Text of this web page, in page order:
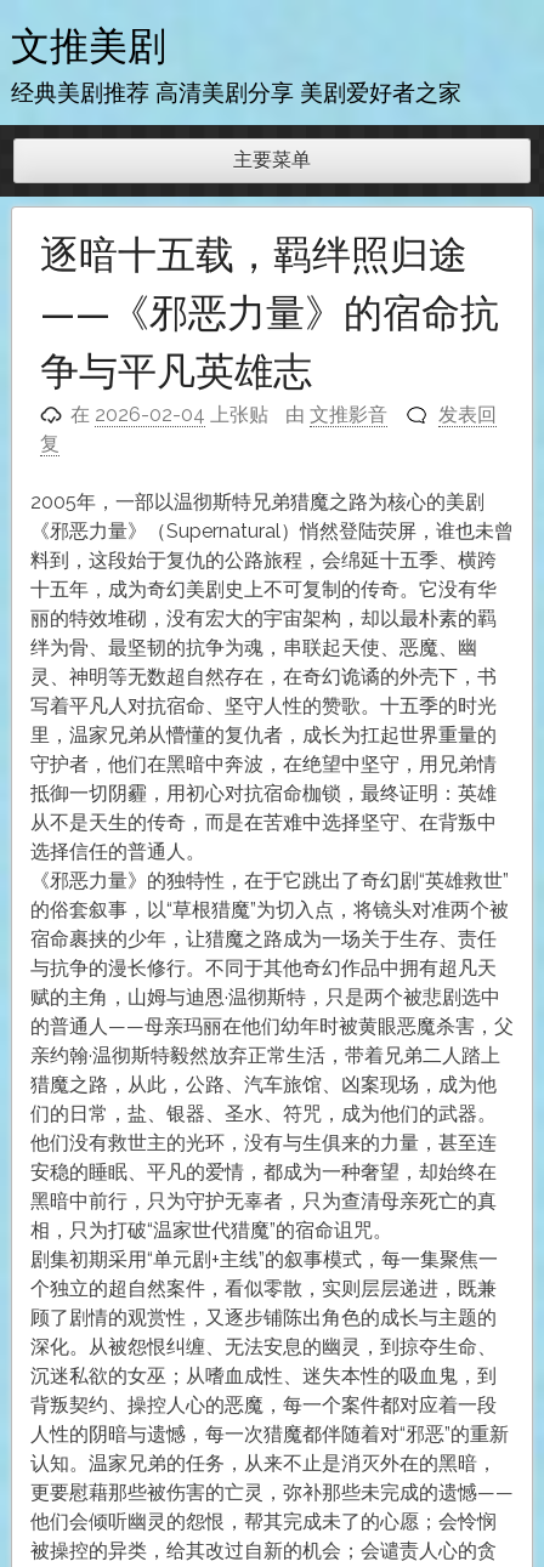
至
内
文推美剧
经典美剧推荐 高清美剧分享 美剧爱好者之家
主要菜单
逐暗十五载，羁绊照归途
——《邪恶力量》的宿命抗
争与平凡英雄志
在 2026-02-04 上张贴 由文推影音
发表回
复
2005年，一部以温彻斯特兄弟猎魔之路为核心的美剧
《邪恶力量》（Supernatural）悄然登陆荧屏，谁也未曾
料到，这段始于复仇的公路旅程，会绵延十五季、横跨
十五年，成为奇幻美剧史上不可复制的传奇。它没有华
丽的特效堆砌，没有宏大的宇宙架构，却以最朴素的羁
绊为骨、最坚韧的抗争为魂，串联起天使、恶魔、幽
灵、神明等无数超自然存在，在奇幻诡谲的外壳下，书
写着平凡人对抗宿命、坚守人性的赞歌。十五季的时光
里，温家兄弟从懵懂的复仇者，成长为扛起世界重量的
守护者，他们在黑暗中奔波，在绝望中坚守，用兄弟情
抵御一切阴霾，用初心对抗宿命枷锁，最终证明：英雄
从不是天生的传奇，而是在苦难中选择坚守、在背叛中
选择信任的普通人。
《邪恶力量》的独特性，在于它跳出了奇幻剧“英雄救世”
的俗套叙事，以“草根猎魔”为切入点，将镜头对准两个被
宿命裹挟的少年，让猎魔之路成为一场关于生存、责任
与抗争的漫长修行。不同于其他奇幻作品中拥有超凡天
赋的主角，山姆与迪恩·温彻斯特，只是两个被悲剧选中
的普通人——母亲玛丽在他们幼年时被黄眼恶魔杀害，父
亲约翰·温彻斯特毅然放弃正常生活，带着兄弟二人踏上
猎魔之路，从此，公路、汽车旅馆、凶案现场，成为他
们的日常，盐、银器、圣水、符咒，成为他们的武器。
他们没有救世主的光环，没有与生俱来的力量，甚至连
安稳的睡眠、平凡的爱情，都成为一种奢望，却始终在
黑暗中前行，只为守护无辜者，只为查清母亲死亡的真
相，只为打破“温家世代猎魔”的宿命诅咒。
剧集初期采用“单元剧+主线”的叙事模式，每一集聚焦一
个独立的超自然案件，看似零散，实则层层递进，既兼
顾了剧情的观赏性，又逐步铺陈出角色的成长与主题的
深化。从被怨恨纠缠、无法安息的幽灵，到掠夺生命、
沉迷私欲的女巫；从嗜血成性、迷失本性的吸血鬼，到
背叛契约、操控人心的恶魔，每一个案件都对应着一段
人性的阴暗与遗憾，每一次猎魔都伴随着对“邪恶”的重新
认知。温家兄弟的任务，从来不止是消灭外在的黑暗，
更要慰藉那些被伤害的亡灵，弥补那些未完成的遗憾——
他们会倾听幽灵的怨恨，帮其完成未了的心愿；会怜悯
被操控的异类，给其改过自新的机会；会谴责人心的贪